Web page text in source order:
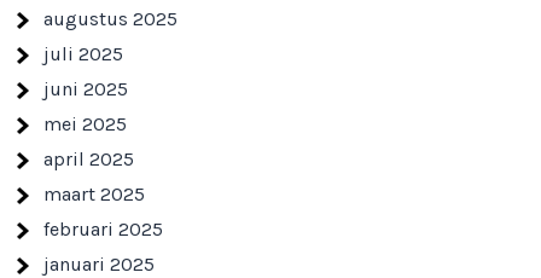
augustus 2025
juli 2025
juni 2025
mei 2025
april 2025
maart 2025
februari 2025
januari 2025